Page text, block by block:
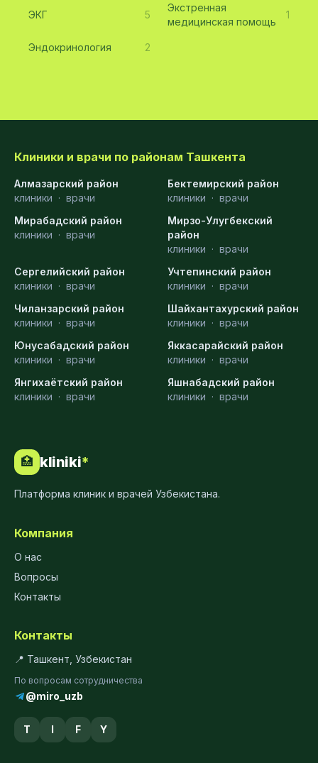
ЭКГ 5
Экстренная
медицинская помощь
1
Эндокринология 2
Клиники и врачи по районам Ташкента
Алмазарский район
клиники · врачи
Бектемирский район
клиники · врачи
Мирабадский район
клиники · врачи
Мирзо-Улугбекский
район
клиники · врачи
Сергелийский район
клиники · врачи
Учтепинский район
клиники · врачи
Чиланзарский район
клиники · врачи
Шайхантахурский район
клиники · врачи
Юнусабадский район
клиники · врачи
Яккасарайский район
клиники · врачи
Янгихаётский район
клиники · врачи
Яшнабадский район
клиники · врачи
🏥 kliniki*
Платформа клиник и врачей Узбекистана.
Компания
О нас
Вопросы
Контакты
Контакты
📍 Ташкент, Узбекистан
По вопросам сотрудничества
@miro_uzb
T I F Y